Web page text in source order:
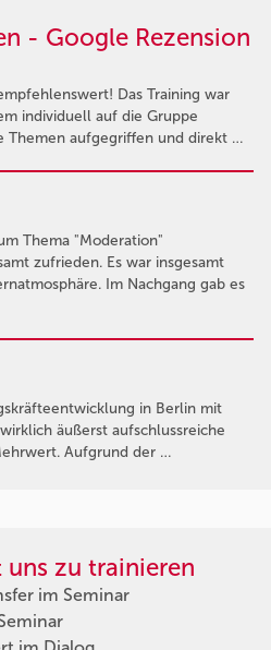
- Google Rezension
Das Training war
individuell auf die Gruppe
Themen aufgegriffen und direkt …
Thema "Moderation"
zufrieden. Es war insgesamt
Im Nachgang gab es
in Berlin mit
äußerst aufschlussreiche
Aufgrund der …
zu trainieren
im Seminar